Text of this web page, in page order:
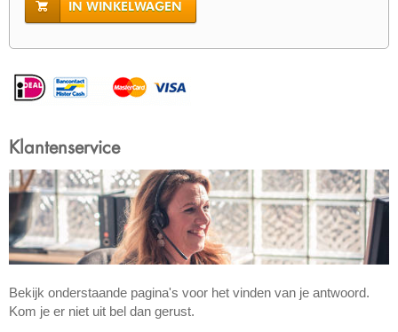
IN WINKELWAGEN
Klantenservice
Bekijk onderstaande pagina's voor het vinden van je antwoord.
Kom je er niet uit bel dan gerust.